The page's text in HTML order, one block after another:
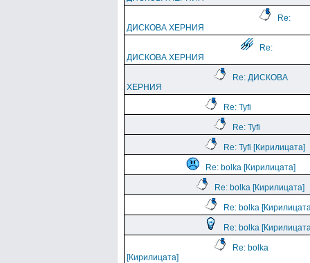
Re:
ДИСКОВА ХЕРНИЯ
Re:
ДИСКОВА ХЕРНИЯ
Re: ДИСКОВА
ХЕРНИЯ
Re: Tyfi
Re: Tyfi
Re: Tyfi [Кирилицата]
Re: bolka [Кирилицата]
Re: bolka [Кирилицата]
Re: bolka
Re: bolka
Re: bolka
[Кирилицата]